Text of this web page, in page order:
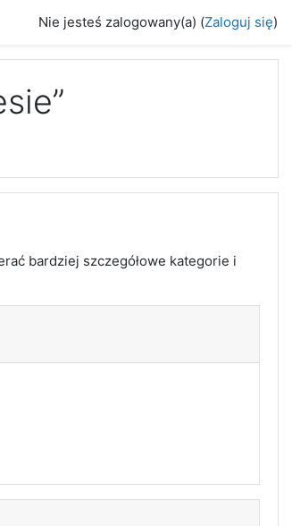
Nie jesteś zalogowany(a) (Zaloguj się)
bardziej szczegółowe kategorie i